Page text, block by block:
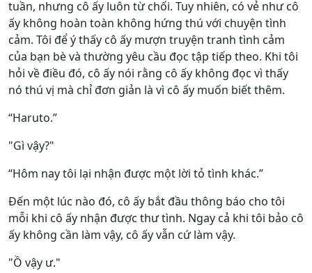
tuần, nhưng cô ấy luôn từ chối. Tuy nhiên, có vẻ như cô
ấy không hoàn toàn không hứng thú với chuyện tình
cảm. Tôi để ý thấy cô ấy mượn truyện tranh tình cảm
của bạn bè và thường yêu cầu đọc tập tiếp theo. Khi tôi
hỏi về điều đó, cô ấy nói rằng cô ấy không đọc vì thấy
nó thú vị mà chỉ đơn giản là vì cô ấy muốn biết thêm.
“Haruto.”
"Gì vậy?"
“Hôm nay tôi lại nhận được một lời tỏ tình khác.”
Đến một lúc nào đó, cô ấy bắt đầu thông báo cho tôi
mỗi khi cô ấy nhận được thư tình. Ngay cả khi tôi bảo cô
ấy không cần làm vậy, cô ấy vẫn cứ làm vậy.
"Ồ vậy ư."